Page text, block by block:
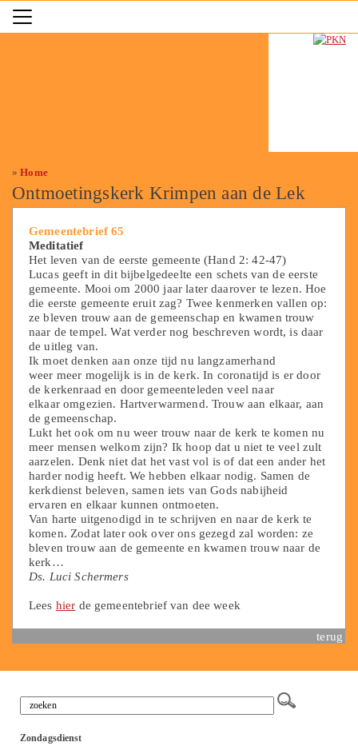
»Home
Ontmoetingskerk Krimpen aan de Lek
Gemeentebrief 65
Meditatief
Het leven van de eerste gemeente (Hand 2: 42-47)
Lucas geeft in dit bijbelgedeelte een schets van de eerste
gemeente. Mooi om 2000 jaar later daarover te lezen. Hoe
die eerste gemeente eruit zag? Twee kenmerken vallen op:
ze bleven trouw aan de gemeenschap en kwamen trouw
naar de tempel. Wat verder nog beschreven wordt, is daar
de uitleg van.
Ik moet denken aan onze tijd nu langzamerhand
weer meer mogelijk is in de kerk. In coronatijd is er door
de kerkenraad en door gemeenteleden veel naar
elkaar omgezien. Hartverwarmend. Trouw aan elkaar, aan
de gemeenschap.
Lukt het ook om nu weer trouw naar de kerk te komen nu
meer mensen welkom zijn? Ik hoop dat u niet te veel zult
aarzelen. Denk niet dat het vast vol is of dat een ander het
harder nodig heeft. We hebben elkaar nodig. Samen de
kerkdienst beleven, samen iets van Gods nabijheid
ervaren en elkaar kunnen ontmoeten.
Van harte uitgenodigd in te schrijven en naar de kerk te
komen. Zodat later ook over ons gezegd zal worden: ze
bleven trouw aan de gemeente en kwamen trouw naar de
kerk…
Ds. Luci Schermers
Lees hier de gemeentebrief van dee week
terug
Zondagsdienst